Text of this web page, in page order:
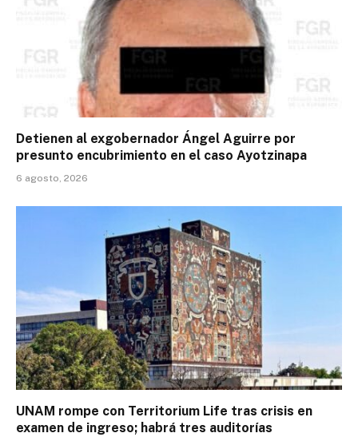
Detienen al exgobernador Ángel Aguirre por
presunto encubrimiento en el caso Ayotzinapa
6 agosto, 2026
UNAM rompe con Territorium Life tras crisis en
examen de ingreso; habrá tres auditorías